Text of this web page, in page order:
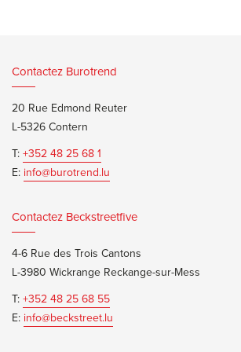
Contactez Burotrend
20 Rue Edmond Reuter
L-5326 Contern
T:+352 48 25 68 1
E: info@burotrend.lu
Contactez Beckstreetfive
4-6 Rue des Trois Cantons
L-3980 Wickrange Reckange-sur-Mess
T:+352 48 25 68 55
E: info@beckstreet.lu